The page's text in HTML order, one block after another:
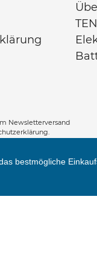
Newsletterversand
bestmögliche